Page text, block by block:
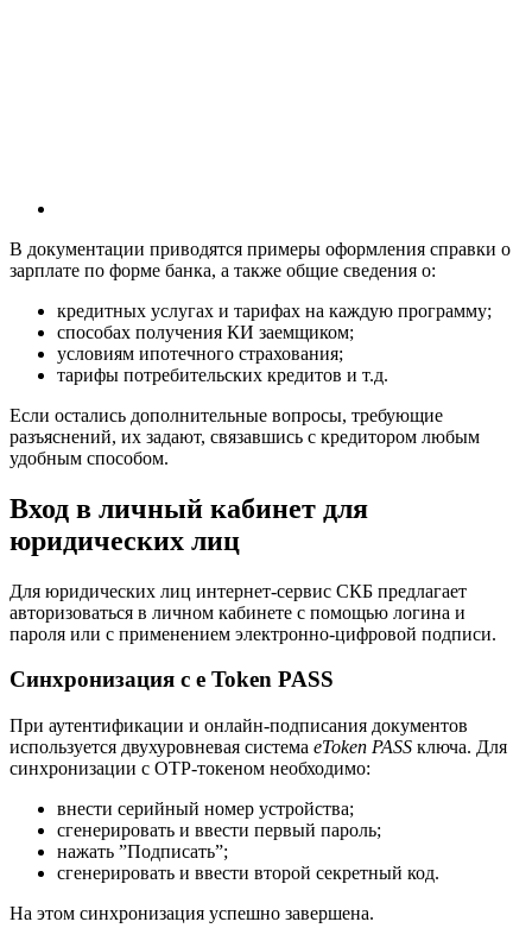
В документации приводятся примеры оформления справки о
зарплате по форме банка, а также общие сведения о:
кредитных услугах и тарифах на каждую программу;
способах получения КИ заемщиком;
условиям ипотечного страхования;
тарифы потребительских кредитов и т.д.
Если остались дополнительные вопросы, требующие
разъяснений, их задают, связавшись с кредитором любым
удобным способом.
Вход в личный кабинет для
юридических лиц
Для юридических лиц интернет-сервис СКБ предлагает
авторизоваться в личном кабинете с помощью логина и
пароля или с применением электронно-цифровой подписи.
Синхронизация с e Token PASS
При аутентификации и онлайн-подписания документов
используется двухуровневая система eToken PASS ключа. Для
синхронизации с ОТР-токеном необходимо:
внести серийный номер устройства;
сгенерировать и ввести первый пароль;
нажать ”Подписать”;
сгенерировать и ввести второй секретный код.
На этом синхронизация успешно завершена.